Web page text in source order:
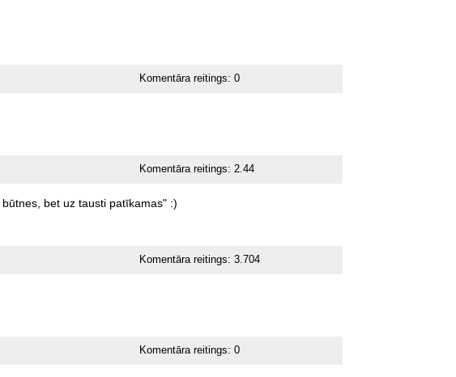
Komentāra reitings:0
Komentāra reitings:2.44
būtnes, bet uz tausti patīkamas" :)
Komentāra reitings:3.704
Komentāra reitings:0